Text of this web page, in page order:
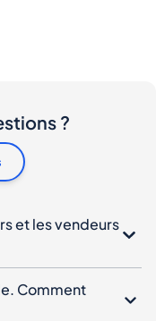
?
et les vendeurs
Comment